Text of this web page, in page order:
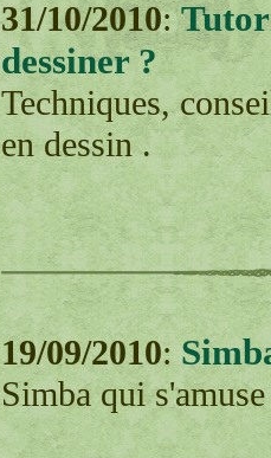
31/10/2010:
dessiner ?
Techniques,
en dessin .
19/09/2010:
Simba qui